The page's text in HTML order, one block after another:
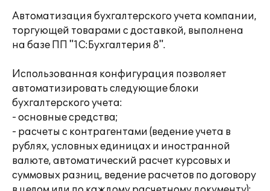
Автоматизация бухгалтерского учета компании,
торгующей товарами с доставкой, выполнена
на базе ПП "1С:Бухгалтерия 8".
Использованная конфигурация позволяет
автоматизировать следующие блоки
бухгалтерского учета:
- основные средства;
- расчеты с контрагентами (ведение учета в
рублях, условных единицах и иностранной
валюте, автоматический расчет курсовых и
суммовых разниц, ведение расчетов по договору